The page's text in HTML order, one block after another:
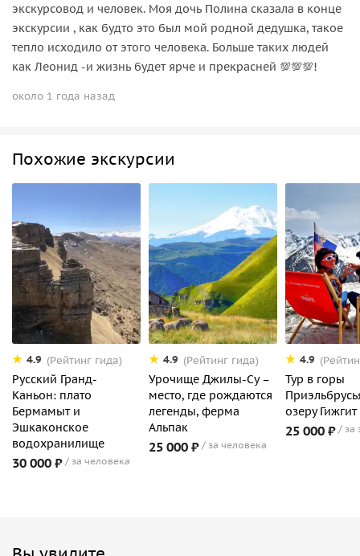
экскурсовод и человек. Моя дочь Полина сказала в конце
экскурсии , как будто это был мой родной дедушка, такое
тепло исходило от этого человека. Больше таких людей
как Леонид -и жизнь будет ярче и прекрасней 💯💯💯!
около 1 года назад
Похожие экскурсии
4.9 (Рейтинг гида)
Русский Гранд-
Каньон: плато
Бермамыт и
Эшкаконское
водохранилище
30 000 ₽ за человека
4.9 (Рейтинг гида)
Урочище Джилы-Су –
место, где рождаются
легенды, ферма
Альпак
25 000 ₽ за человека
4.9
Тур в горы
озеру Гижгит
25 000 ₽ за